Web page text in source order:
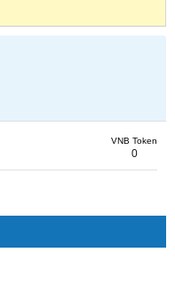
VNB Token
0